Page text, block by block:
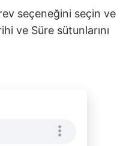
seçeneğini seçin ve
ve Süre sütunlarını